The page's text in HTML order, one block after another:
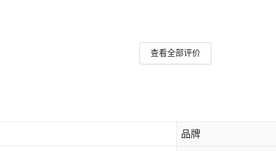
查看全部评价
品牌